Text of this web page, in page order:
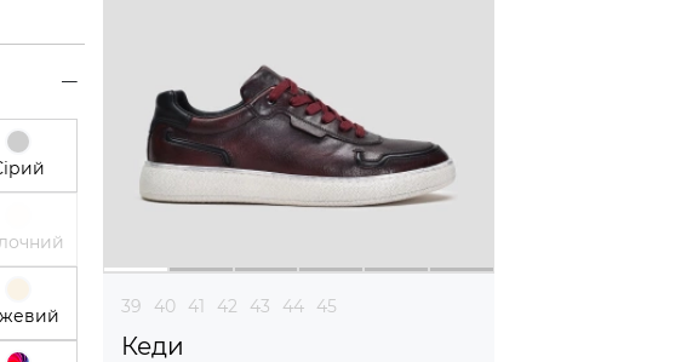
39 40 41 42 43 44 45
Кеди